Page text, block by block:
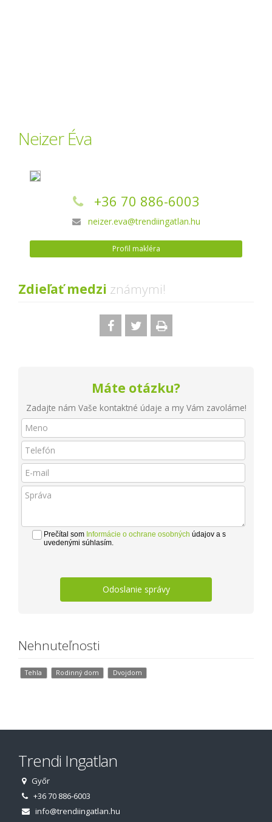
Neizer Éva
+36 70 886-6003
neizer.eva@trendiingatlan.hu
Profil makléra
Zdieľať medzi známymi!
Máte otázku?
Zadajte nám Vaše kontaktné údaje a my Vám zavoláme!
Prečítal som Informácie o ochrane osobných údajov a s
uvedenými súhlasím.
Odoslanie správy
Nehnuteľnosti
Tehla Rodinný dom Dvojdom
Trendi Ingatlan
Győr
+36 70 886-6003
info@trendiingatlan.hu